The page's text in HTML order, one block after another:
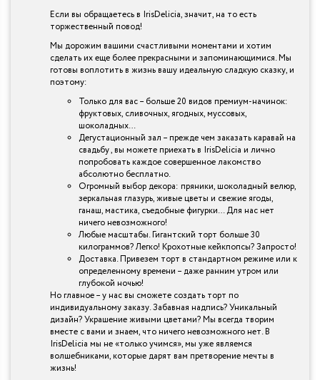
Если вы обращаетесь в IrisDelicia, значит, на то есть
торжественный повод!
Мы дорожим вашими счастливыми моментами и хотим
сделать их еще более прекрасными и запоминающимися. Мы
готовы воплотить в жизнь вашу идеальную сладкую сказку, и
поэтому:
Только для вас – больше 20 видов премиум-начинок:
фруктовых, сливочных, ягодных, муссовых,
шоколадных…
Дегустационный зал – прежде чем заказать каравай на
свадьбу , вы можете приехать в IrisDelicia и лично
попробовать каждое совершенное лакомство
абсолютно бесплатно.
Огромный выбор декора: пряники, шоколадный велюр,
зеркальная глазурь, живые цветы и свежие ягоды,
ганаш, мастика, съедобные фигурки… Для нас нет
ничего невозможного!
Любые масштабы. Гигантский торт больше 30
килограммов? Легко! Крохотные кейкпопсы? Запросто!
Доставка. Привезем торт в стандартном режиме или к
определенному времени – даже ранним утром или
глубокой ночью!
Но главное – у нас вы сможете создать торт по
индивидуальному заказу. Забавная надпись? Уникальный
дизайн? Украшение живыми цветами? Мы всегда творим
вместе с вами и знаем, что ничего невозможного нет. В
IrisDelicia мы не «только учимся», мы уже являемся
волшебниками, которые дарят вам претворение мечты в
жизнь!